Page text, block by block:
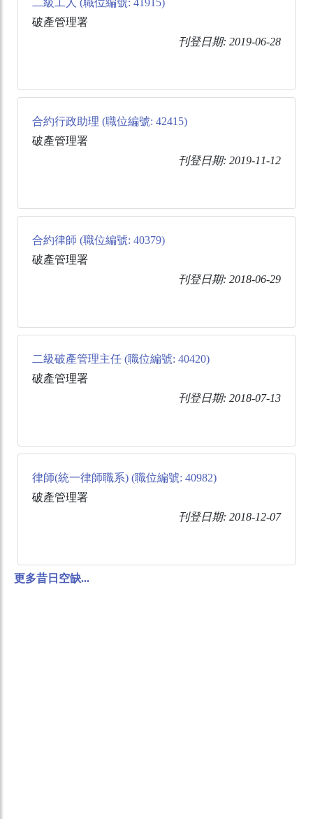
二級工人 (職位編號: 41915)
破產管理署
刊登日期: 2019-06-28
合約行政助理 (職位編號: 42415)
破產管理署
刊登日期: 2019-11-12
合約律師 (職位編號: 40379)
破產管理署
刊登日期: 2018-06-29
二級破產管理主任 (職位編號: 40420)
破產管理署
刊登日期: 2018-07-13
律師(統一律師職系) (職位編號: 40982)
破產管理署
刊登日期: 2018-12-07
更多昔日空缺...